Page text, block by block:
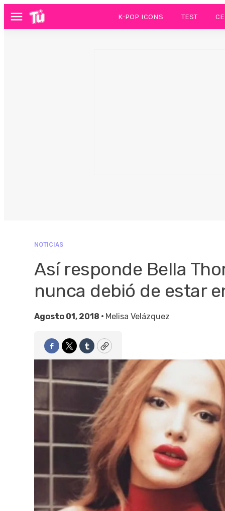
Menú K-POP ICONS TEST
NOTICIAS
Así responde Bella
nunca debió de estar
Agosto 01, 2018 • Melisa Velázquez
Facebook
TwitterTumblrCopy